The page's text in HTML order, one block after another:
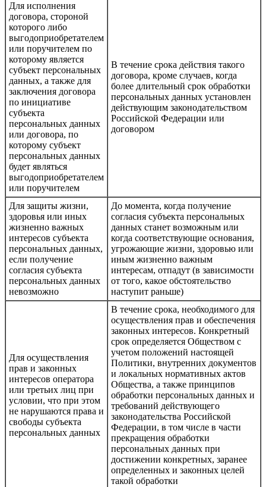
Для исполнения
договора, стороной
которого либо
выгодоприобретателем
или поручителем по
которому является
субъект персональных
данных, а также для
заключения договора
по инициативе
субъекта
персональных данных
или договора, по
которому субъект
персональных данных
будет являться
выгодоприобретателем
или поручителем
В течение срока действия такого
договора, кроме случаев, когда
более длительный срок обработки
персональных данных установлен
действующим законодательством
Российской Федерации или
договором
Для защиты жизни,
здоровья или иных
жизненно важных
интересов субъекта
персональных данных,
если получение
согласия субъекта
персональных данных
невозможно
До момента, когда получение
согласия субъекта персональных
данных станет возможным или
когда соответствующие основания,
угрожающие жизни, здоровью или
иным жизненно важным
интересам, отпадут (в зависимости
от того, какое обстоятельство
наступит раньше)
Для осуществления
прав и законных
интересов оператора
или третьих лиц при
условии, что при этом
не нарушаются права и
свободы субъекта
персональных данных
В течение срока, необходимого для
осуществления прав и обеспечения
законных интересов. Конкретный
срок определяется Обществом с
учетом положений настоящей
Политики, внутренних документов
и локальных нормативных актов
Общества, а также принципов
обработки персональных данных и
требований действующего
законодательства Российской
Федерации, в том числе в части
прекращения обработки
персональных данных при
достижении конкретных, заранее
определенных и законных целей
такой обработки